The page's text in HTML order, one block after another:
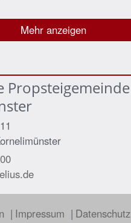
Mehr anzeigen
Propsteigemeinde
Impressum Datenschutz